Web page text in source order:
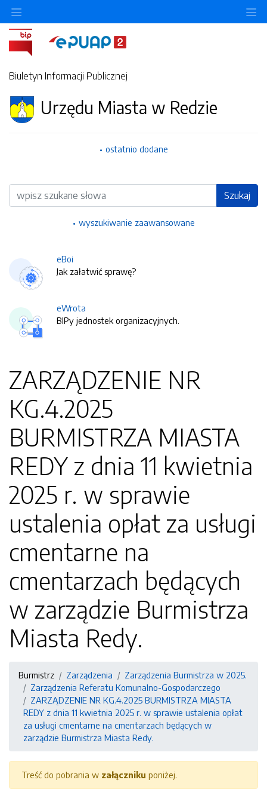
Biuletyn Informacji Publicznej
Urzędu Miasta w Redzie
ostatnio dodane
Wyszukiwarka Szukaj
wyszukiwanie zaawansowane
eBoi
Jak załatwić sprawę?
eWrota
BIPy jednostek organizacyjnych.
ZARZĄDZENIE NR
KG.4.2025
BURMISTRZA MIASTA
REDY z dnia 11 kwietnia
2025 r. w sprawie
ustalenia opłat za usługi
cmentarne na
cmentarzach będących
w zarządzie Burmistrza
Miasta Redy.
Burmistrz Zarządzenia
Zarządzenia Burmistrza w 2025.
Zarządzenia Referatu Komunalno-Gospodarczego
ZARZĄDZENIE NR KG.4.2025 BURMISTRZA MIASTA
REDY z dnia 11 kwietnia 2025 r. w sprawie ustalenia opłat
za usługi cmentarne na cmentarzach będących w
zarządzie Burmistrza Miasta Redy.
Treść do pobrania w załączniku poniżej.